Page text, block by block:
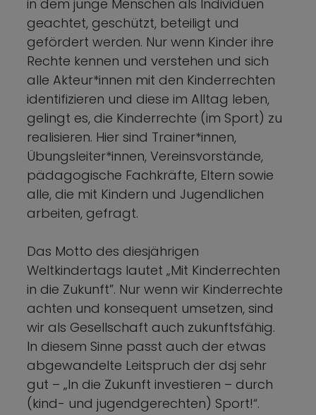
in dem junge Menschen als Individuen
geachtet, geschützt, beteiligt und
gefördert werden. Nur wenn Kinder ihre
Rechte kennen und verstehen und sich
alle Akteur*innen mit den Kinderrechten
identifizieren und diese im Alltag leben,
gelingt es, die Kinderrechte (im Sport) zu
realisieren. Hier sind Trainer*innen,
Übungsleiter*innen, Vereinsvorstände,
pädagogische Fachkräfte, Eltern sowie
alle, die mit Kindern und Jugendlichen
arbeiten, gefragt.
Das Motto des diesjährigen
Weltkindertags lautet „Mit Kinderrechten
in die Zukunft”. Nur wenn wir Kinderrechte
achten und konsequent umsetzen, sind
wir als Gesellschaft auch zukunftsfähig.
In diesem Sinne passt auch der etwas
abgewandelte Leitspruch der dsj sehr
gut – „In die Zukunft investieren – durch
(kind- und jugendgerechten) Sport!“.